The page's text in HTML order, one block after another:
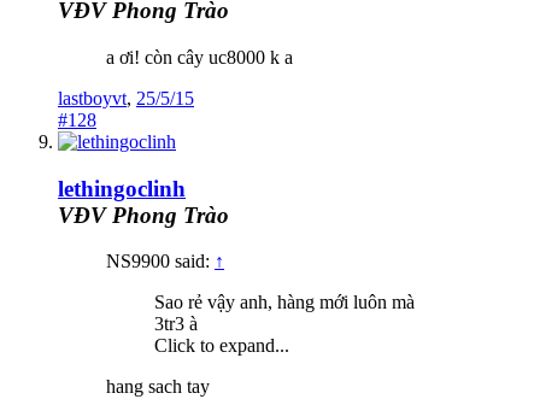
VĐV Phong Trào
a ơi! còn cây uc8000 k a
lastboyvt, 25/5/15
#128
lethingoclinh
VĐV Phong Trào
NS9900 said: ↑
Sao rẻ vậy anh, hàng mới luôn mà
3tr3 à
Click to expand...
hang sach tay